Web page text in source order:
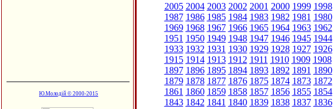
Ю.Молодій © 2000-2015
2005 2004 2003 2002 2001 2000 1999 1998
1987 1986 1985 1984 1983 1982 1981 1980
1969 1968 1967 1966 1965 1964 1963 1962
1951 1950 1949 1948 1947 1946 1945 1944
1933 1932 1931 1930 1929 1928 1927 1926
1915 1914 1913 1912 1911 1910 1909 1908
1897 1896 1895 1894 1893 1892 1891 1890
1879 1878 1877 1876 1875 1874 1873 1872
1861 1860 1859 1858 1857 1856 1855 1854
1843 1842 1841 1840 1839 1838 1837 1836